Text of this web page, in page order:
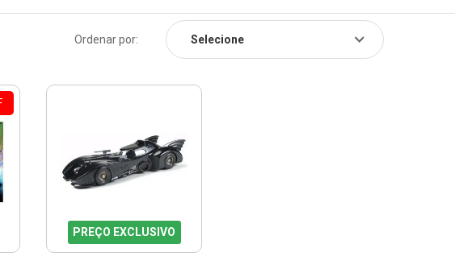
Ordenar por:
PREÇO EXCLUSIVO